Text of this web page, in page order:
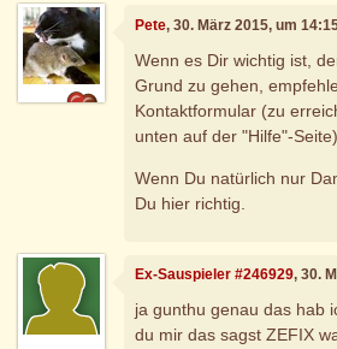
Pete, 30. März 2015, um
Wenn es Dir wichtig ist,
Grund zu gehen,
Kontaktformular (zu
unten auf der "Hilfe"-
Wenn Du natürlich nur
Du hier richtig.
Ex-Sauspieler #246929, 30.
ja gunthu genau das hab
du mir das sagst ZEFIX